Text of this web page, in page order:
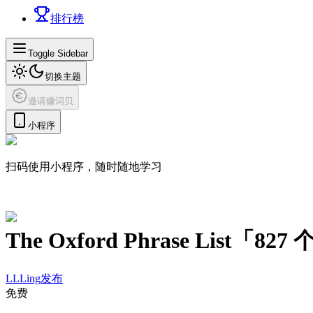
排行榜
Toggle Sidebar
切换主题
邀请赚词贝
小程序
扫码使用小程序，随时随地学习
The Oxford Phrase List 「 827
LLLing发布
免费